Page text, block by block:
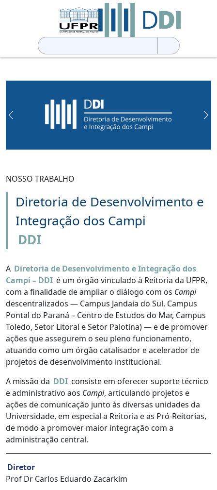
Pesquisar
por:
Previous
NOSSO TRABALHO
Diretoria de Desenvolvimento e
Integração dos Campi
DDI
A Diretoria de Desenvolvimento e Integração dos
Campi – DDI é um órgão vinculado à Reitoria da UFPR,
com a finalidade de ampliar o diálogo com os Campi
descentralizados — Campus Jandaia do Sul, Campus
Pontal do Paraná – Centro de Estudos do Mar, Campus
Toledo, Setor Litoral e Setor Palotina) — e de promover
ações que assegurem o seu pleno funcionamento,
atuando como um órgão catalisador e acelerador de
projetos de desenvolvimento institucional.
A missão da DDI consiste em oferecer suporte técnico
e administrativo aos Campi, articulando projetos e
ações de comunicação junto às diversas unidades da
Universidade, em especial a Reitoria e as Pró-Reitorias,
de modo a promover maior integração com a
administração central.
Diretor
Prof Dr Carlos Eduardo Zacarkim